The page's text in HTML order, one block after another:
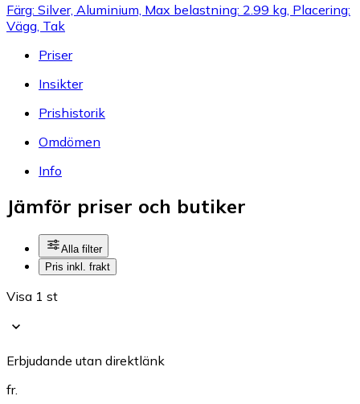
Färg: Silver, Aluminium, Max belastning: 2.99 kg, Placering:
Vägg, Tak
Priser
Insikter
Prishistorik
Omdömen
Info
Jämför priser och butiker
Alla filter
Pris inkl. frakt
Visa 1 st
Erbjudande utan direktlänk
fr.